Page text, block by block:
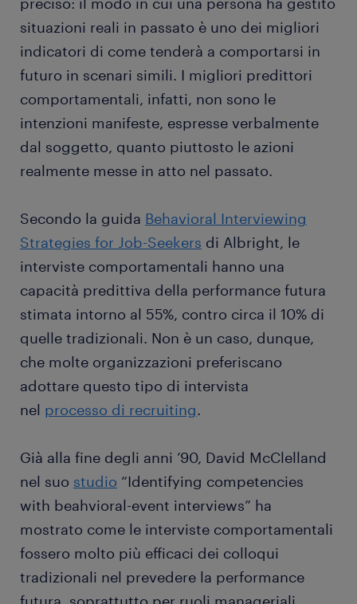
situazioni reali in passato è uno dei migliori
indicatori di come tenderà a comportarsi in
futuro in scenari simili. I migliori predittori
comportamentali, infatti, non sono le
intenzioni manifeste, espresse verbalmente
dal soggetto, quanto piuttosto le azioni
realmente messe in atto nel passato.
Secondo la guida Behavioral Interviewing
Strategies for Job-Seekers di Albright, le
interviste comportamentali hanno una
capacità predittiva della performance futura
stimata intorno al 55%, contro circa il 10% di
quelle tradizionali. Non è un caso, dunque,
che molte organizzazioni preferiscano
adottare questo tipo di intervista
nel processo di recruiting.
Già alla fine degli anni ’90, David McClelland
nel suo studio “Identifying competencies
with beahvioral-event interviews” ha
mostrato come le interviste comportamentali
fossero molto più efficaci dei colloqui
tradizionali nel prevedere la performance